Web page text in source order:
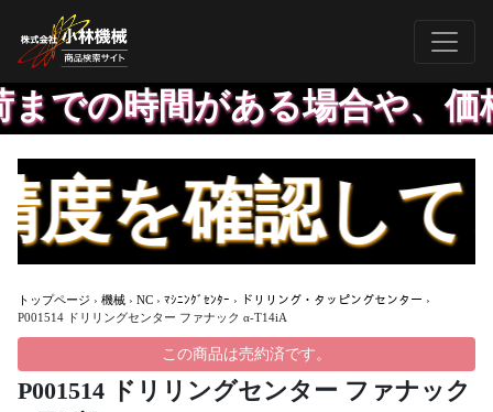
時間がある場合や、価格
確認して
トップページ › 機械 › NC › ﾏｼﾆﾝｸﾞｾﾝﾀｰ › ドリリング・タッピングセンター ›
P001514 ドリリングセンター ファナック α-T14iA
この商品は売約済です。
P001514 ドリリングセンター ファナック